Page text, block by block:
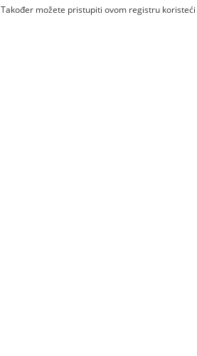
Također možete pristupiti ovom registru koristeći